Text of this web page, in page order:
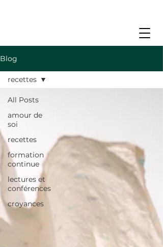
Blog
All Posts
amour de
soi
recettes
formation
continue
lectures et
conférences
croyances
recettes